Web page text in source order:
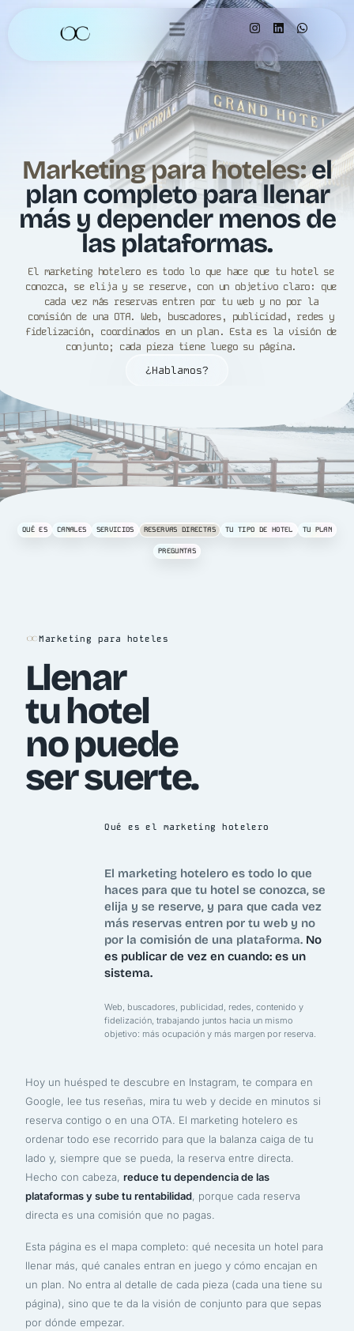
Marketing para hoteles:el
plan completo para llenar
más y depender menos de
las plataformas.
El marketing hotelero es todo lo que hace que tu hotel se
conozca, se elija y se reserve, con un objetivo claro: que
cada vez más reservas entren por tu web y no por la
comisión de una OTA. Web, buscadores, publicidad, redes y
fidelización, coordinados en un plan. Esta es la visión de
conjunto; cada pieza tiene luego su página.
¿Hablamos?
QUÉ ES CANALES SERVICIOS RESERVAS DIRECTAS TU TIPO DE HOTEL TU PLAN
PREGUNTAS
Marketing para hoteles
Llenar
tu hotel
no puede
ser suerte.
Qué es el marketing hotelero
El marketing hotelero es todo lo que
haces para que tu hotel se conozca, se
elija y se reserve, y para que cada vez
más reservas entren por tu web y no
por la comisión de una plataforma. No
es publicar de vez en cuando: es un
sistema.
Web, buscadores, publicidad, redes, contenido y
fidelización, trabajando juntos hacia un mismo
objetivo: más ocupación y más margen por reserva.
Hoy un huésped te descubre en Instagram, te compara en
Google, lee tus reseñas, mira tu web y decide en minutos si
reserva contigo o en una OTA. El marketing hotelero es
ordenar todo ese recorrido para que la balanza caiga de tu
lado y, siempre que se pueda, la reserva entre directa.
Hecho con cabeza,reduce tu dependencia de las
plataformas y sube tu rentabilidad, porque cada reserva
directa es una comisión que no pagas.
Esta página es el mapa completo: qué necesita un hotel para
llenar más, qué canales entran en juego y cómo encajan en
un plan. No entra al detalle de cada pieza (cada una tiene su
página), sino que te da la visión de conjunto para que sepas
por dónde empezar.